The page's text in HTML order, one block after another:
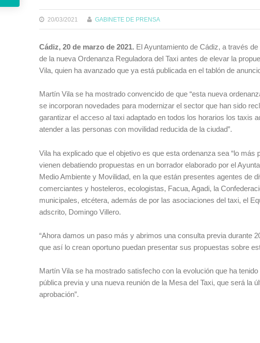
20/03/2021 GABINETE DE PRENSA
Cádiz, 20 de marzo de 2021. El Ayuntamiento de Cádiz, a través
de la nueva Ordenanza Reguladora del Taxi antes de elevar la
Vila, quien ha avanzado que ya está publicada en el tablón de
Martín Vila se ha mostrado convencido de que “esta nueva
se incorporan novedades para modernizar el sector que han sido
garantizar el acceso al taxi adaptado en todos los horarios los taxis
atender a las personas con movilidad reducida de la ciudad”.
Vila ha explicado que el objetivo es que esta ordenanza sea “lo
vienen debatiendo propuestas en un borrador elaborado por el
Medio Ambiente y Movilidad, en la que están presentes agentes de
comerciantes y hosteleros, ecologistas, Facua, Agadi, la
municipales, etcétera, además de por las asociaciones del taxi, el
adscrito, Domingo Villero.
“Ahora damos un paso más y abrimos una consulta previa durante
que así lo crean oportuno puedan presentar sus propuestas sobre
Martín Vila se ha mostrado satisfecho con la evolución que ha
pública previa y una nueva reunión de la Mesa del Taxi, que será la
aprobación”.